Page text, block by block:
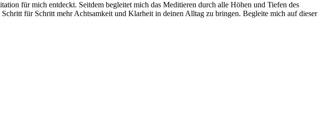
für mich entdeckt. Seitdem begleitet mich das Meditieren durch alle Höhen und Tiefen des
für Schritt mehr Achtsamkeit und Klarheit in deinen Alltag zu bringen. Begleite mich auf dieser